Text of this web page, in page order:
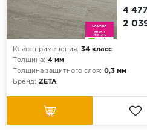
Класс применения: 34 класс
Толщина: 4 мм
Толщина защитного слоя: 0,3 мм
Бренд: ZETA
2
4